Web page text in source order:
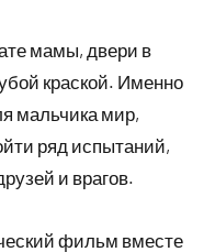
мамы, двери в
краской. Именно
мальчика мир,
ряд испытаний,
и врагов.
фильм вместе